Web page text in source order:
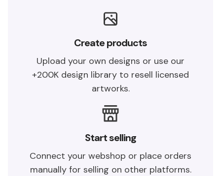
Create products
Upload your own designs or use our
+200K design library to resell licensed
artworks.
Start selling
Connect your webshop or place orders
manually for selling on other platforms.